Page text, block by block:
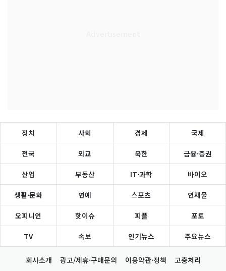
정치 사회 경제 국제
전국 외교 북한 금융·증권
산업 부동산 IT·과학 바이오
생활·문화 연예 스포츠 연재물
오피니언 핫이슈 피플 포토
TV 속보 인기뉴스 주요뉴스
회사소개 광고/제휴·구매문의 이용약관·정책 고충처리